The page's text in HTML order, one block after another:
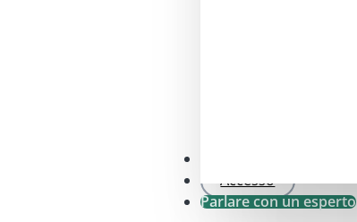
Accesso
Parlare con un esperto